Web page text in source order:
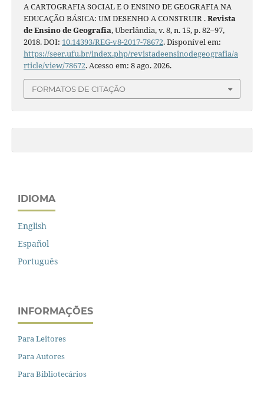
A CARTOGRAFIA SOCIAL E O ENSINO DE GEOGRAFIA NA
EDUCAÇÃO BÁSICA: UM DESENHO A CONSTRUIR .Revista
de Ensino de Geografia, Uberlândia, v. 8, n. 15, p. 82–97,
2018. DOI: 10.14393/REG-v8-2017-78672. Disponível em:
https://seer.ufu.br/index.php/revistadeensinodegeografia/a
rticle/view/78672. Acesso em: 8 ago. 2026.
FORMATOS DE CITAÇÃO
IDIOMA
English
Español
Português
INFORMAÇÕES
Para Leitores
Para Autores
Para Bibliotecários